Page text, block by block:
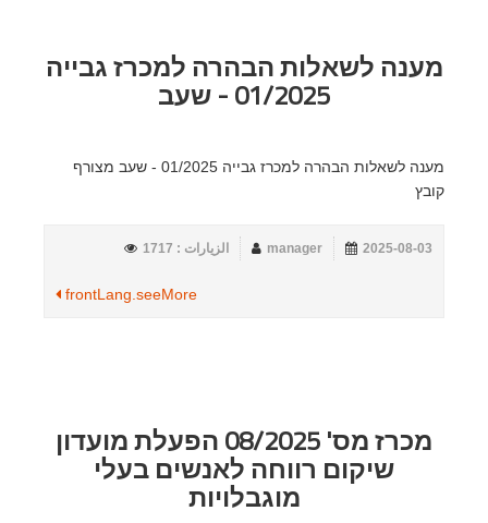
מענה לשאלות הבהרה למכרז גבייה
01/2025 - שעב
מענה לשאלות הבהרה למכרז גבייה 01/2025 - שעב מצורף
קובץ
2025-08-03
manager الزيارات : 1717
frontLang.seeMore
מכרז מס' 08/2025 הפעלת מועדון
שיקום רווחה לאנשים בעלי
מוגבלויות